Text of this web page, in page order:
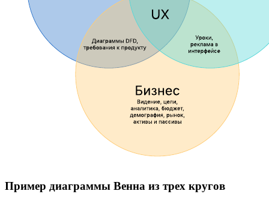
Пример диаграммы Венна из трех кругов